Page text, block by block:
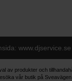
www.djservice.se
produkter och
vår butik på Sveavägen